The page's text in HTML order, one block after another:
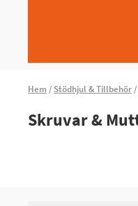
Hem Stödhjul & Tillbehör
Skruvar &